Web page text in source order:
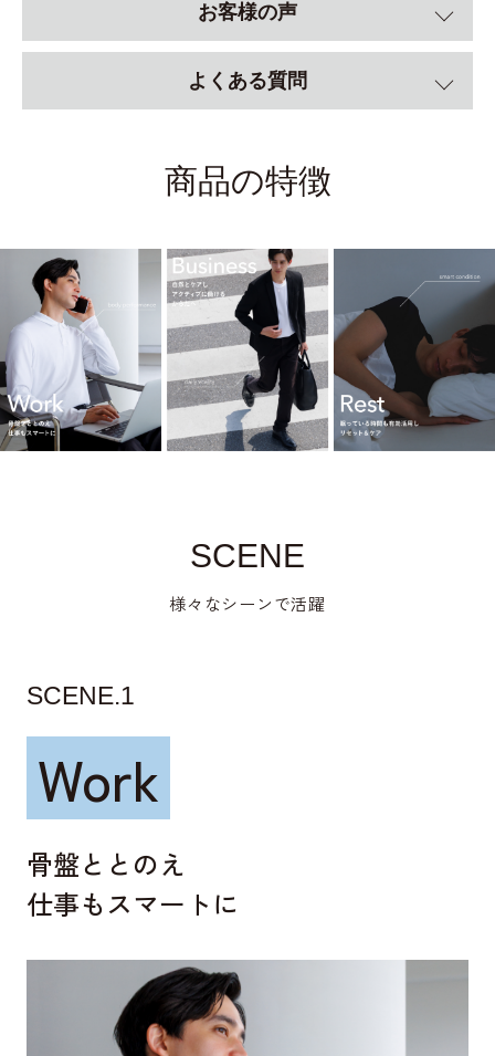
お客様の声
よくある質問
商品の特徴
SCENE
様々なシーンで活躍
SCENE.1
Work
骨盤ととのえ
仕事もスマートに